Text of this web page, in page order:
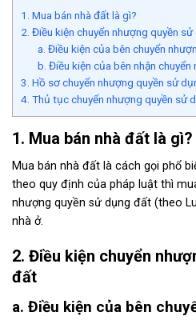
1. Mua bán nhà đất là gì?
2. Điều kiện chuyển nhượng quyền
a. Điều kiện của bên chuyển
b. Điều kiện của bên nhận chuyển
3. Hồ sơ chuyển nhượng quyền sử
4. Thủ tục chuyển nhượng quyền sử
1. Mua bán nhà đất là gì?
Mua bán nhà đất là cách gọi phổ
theo quy định của pháp luật thì
nhượng quyền sử dụng đất (theo
nhà ở.
2. Điều kiện chuyển
đất
a. Điều kiện của bên